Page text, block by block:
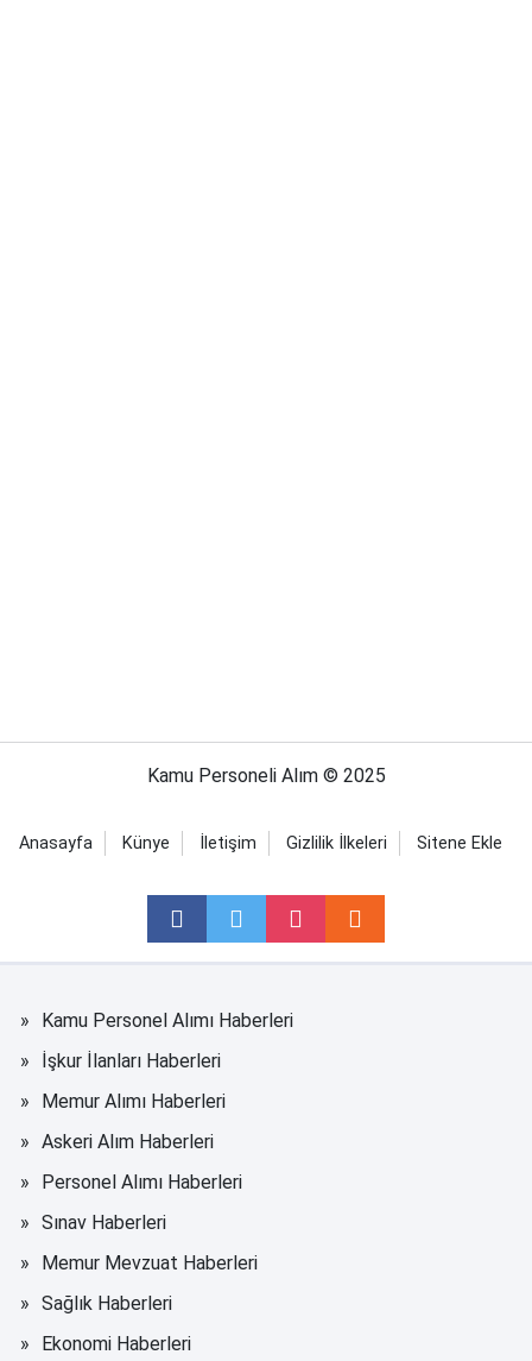
Kamu Personeli Alım © 2025
Anasayfa Künye İletişim Gizlilik İlkeleri Sitene Ekle
Kamu Personel Alımı Haberleri
İşkur İlanları Haberleri
Memur Alımı Haberleri
Askeri Alım Haberleri
Personel Alımı Haberleri
Sınav Haberleri
Memur Mevzuat Haberleri
Sağlık Haberleri
Ekonomi Haberleri